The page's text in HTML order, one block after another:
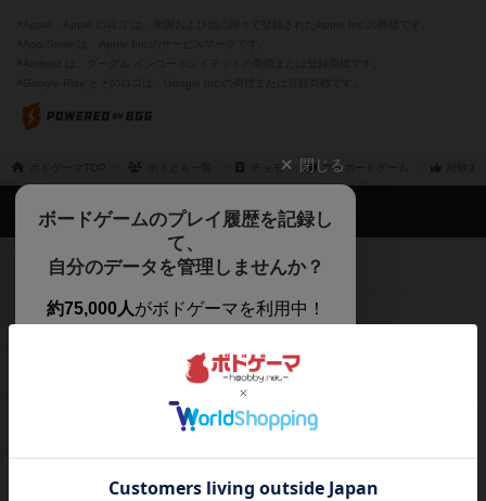
チョモ マイボードゲーム
閉じる
ボードゲームのプレイ履歴を記録し
て、
自分のデータを管理しませんか？
約75,000人がボドゲーマを利用中！
遊んだボードゲームを記録する
気になるゲームのレビューを読む
お気に入り作品・所有リストの共
ログイン / 会員登録（10秒）
ボドゲーマTOP
ボードゲームを検索する
ボードゲームの新着レビュー
ボードゲーム会情報
掲示板・トピックス